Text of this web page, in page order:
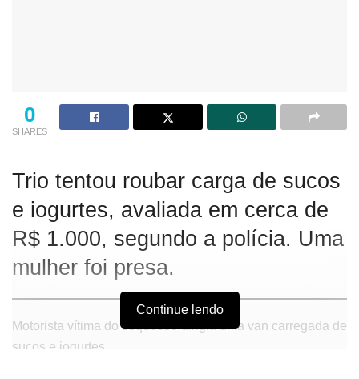
0
SHARES
Trio tentou roubar carga de sucos
e iogurtes, avaliada em cerca de
R$ 1.000, segundo a polícia. Uma
mulher foi presa.
Motorista vítima do sequestro dirigia uma van carregada de
sucos e iogurtes.
Continue lendo